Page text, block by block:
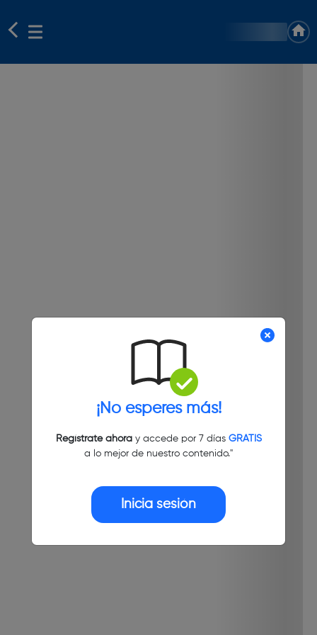
¡No esperes más!
Regístrate ahoray accede por 7 días GRATIS
a lo mejor de nuestro contenido."
Inicia sesión